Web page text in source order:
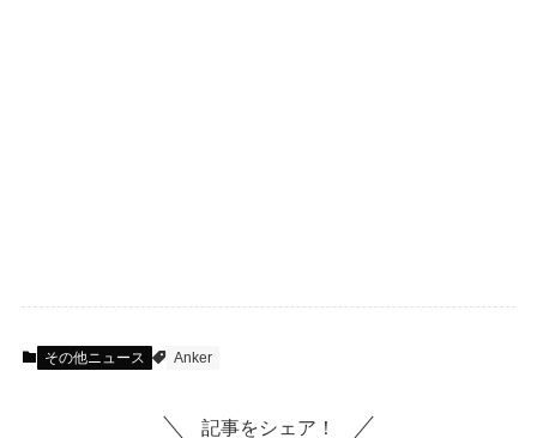
その他ニュース Anker
記事をシェア！